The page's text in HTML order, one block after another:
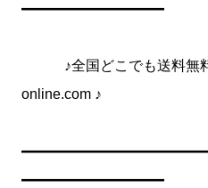
━━━━━━━━━━
♪全国どこでも送料無
online.com ♪
━━━━━━━━━━